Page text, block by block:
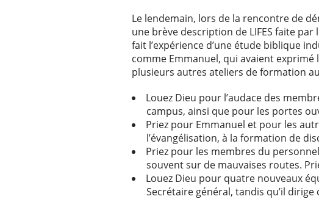
Le lendemain, lors de la rencontre de
une brève description de LIFES faite
fait l’expérience d’une étude biblique
comme Emmanuel, qui avaient
plusieurs autres ateliers de formation
Louez Dieu pour l’audace des
campus, ainsi que pour les portes
Priez pour Emmanuel et pour les
l’évangélisation, à la formation de
Priez pour les membres du
souvent sur de mauvaises routes.
Louez Dieu pour quatre nouveaux
Secrétaire général, tandis qu’il